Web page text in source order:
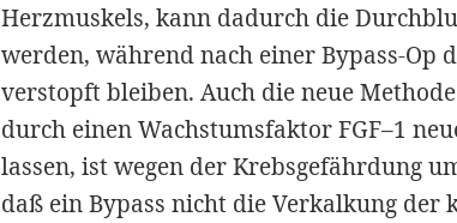
Herzmuskels, kann dadurch die
werden, während nach einer Bypass-Op
verstopft bleiben. Auch die neue
durch einen Wachstumsfaktor FGF–1
lassen, ist wegen der Krebsgefährdung
daß ein Bypass nicht die Verkalkung der